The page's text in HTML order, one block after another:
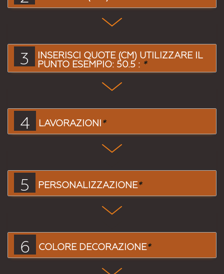
3
INSERISCI QUOTE (CM) UTILIZZARE IL
PUNTO ESEMPIO: 50.5 : *
4 LAVORAZIONI*
5 PERSONALIZZAZIONE*
6 COLORE DECORAZIONE*